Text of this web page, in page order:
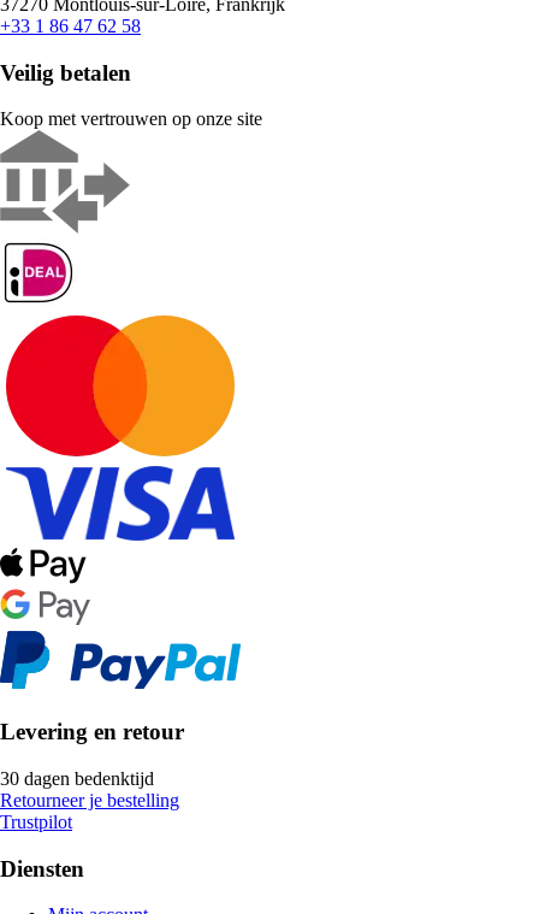
37270 Montlouis-sur-Loire, Frankrijk
+33 1 86 47 62 58
Veilig betalen
Koop met vertrouwen op onze site
Levering en retour
30 dagen bedenktijd
Retourneer je bestelling
Trustpilot
Diensten